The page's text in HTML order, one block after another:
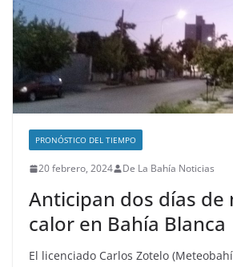
PRONÓSTICO DEL TIEMPO
20 febrero, 2024 De La Bahía Noticias
Anticipan dos días de
calor en Bahía Blanca
El licenciado Carlos Zotelo